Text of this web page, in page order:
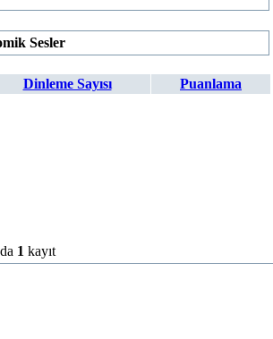
Sesler
Dinleme Sayısı
Puanlama
1 kayıt